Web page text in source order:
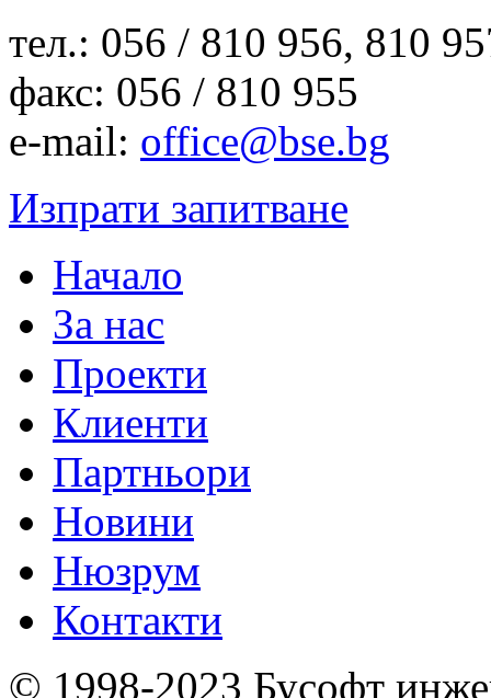
тел.: 056 / 810 956, 810
факс: 056 / 810 955
e-mail: office@bse.bg
Изпрати запитване
Начало
За нас
Проекти
Клиенти
Партньори
Новини
Нюзрум
Контакти
© 1998-2023 Бусофт